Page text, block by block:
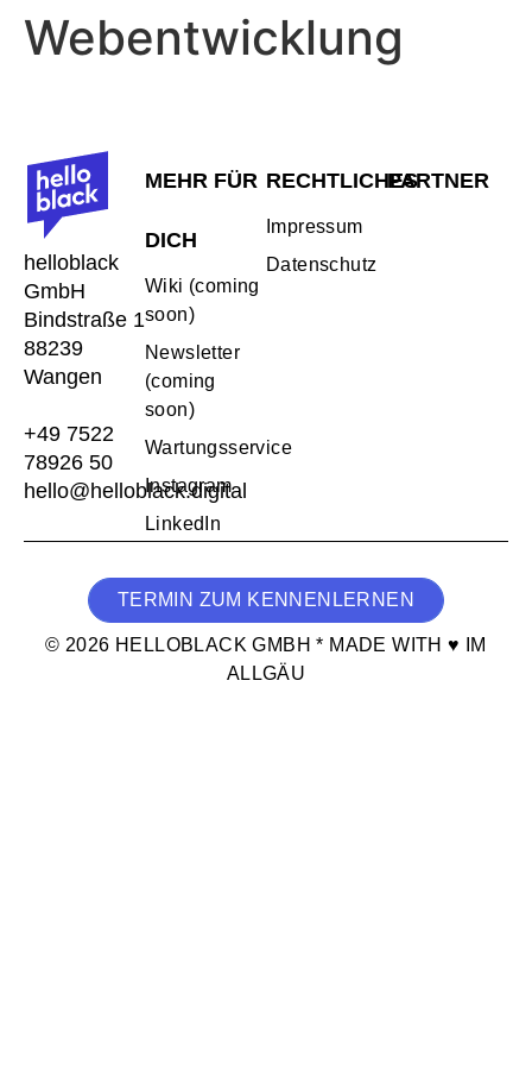
Webentwicklung
helloblack
GmbH
Bindstraße 1
88239
Wangen
+49 7522
78926 50
hello@helloblack.digital
MEHR FÜR
DICH
Wiki (coming
soon)
Newsletter
(coming
soon)
Wartungsservice
Instagram
LinkedIn
RECHTLICHES
Impressum
Datenschutz
PARTNER
TERMIN ZUM KENNENLERNEN
© 2026 HELLOBLACK GMBH * MADE WITH ♥ IM
ALLGÄU